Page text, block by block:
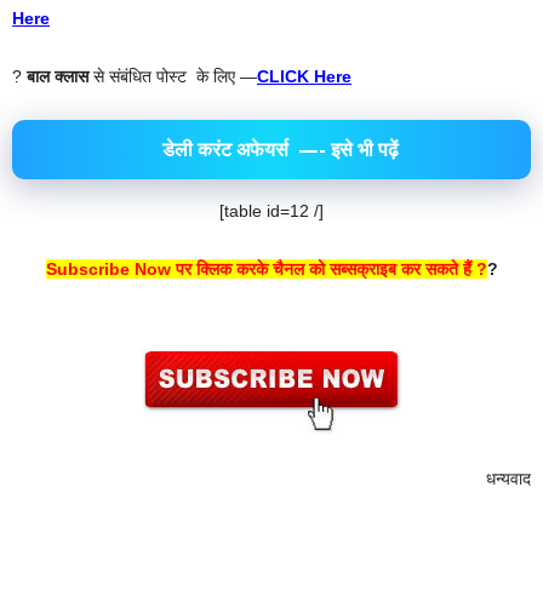
Here
?बाल क्लाससे संबंधित पोस्ट के लिए —CLICK Here
डेली करंट अफेयर्स —- इसे भी पढ़ें
[table id=12 /]
Subscribe Now पर क्लिक करके चैनल को सब्सक्राइब कर सकते हैं ??
धन्यवाद